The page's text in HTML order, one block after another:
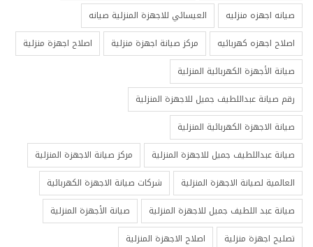
صيانه اجهزه منزليه
العيسائي للاجهزة المنزلية صيانه
اصلاح اجهزه كهربائيه
مركز صيانة اجهزة منزلية
اصلاح اجهزة منزلية
صيانة الأجهزة الكهربائية المنزلية
رقم صيانة عبداللطيف جميل للاجهزة المنزلية
صيانة الاجهزة الكهربائية المنزلية
صيانة عبداللطيف جميل للاجهزة المنزلية
مركز صيانة الاجهزة المنزلية
العالمية لصيانة الاجهزة المنزلية
شركات صيانة الاجهزة الكهربائية
صيانة عبد اللطيف جميل للاجهزة المنزلية
صيانة الأجهزة المنزلية
تصليح اجهزة منزلية
اصلاح الاجهزة المنزلية